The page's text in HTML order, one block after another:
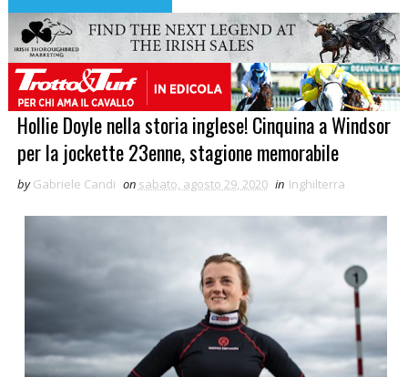
Hollie Doyle nella storia inglese! Cinquina a Windsor
per la jockette 23enne, stagione memorabile
by Gabriele Candi on sabato, agosto 29, 2020 in Inghilterra